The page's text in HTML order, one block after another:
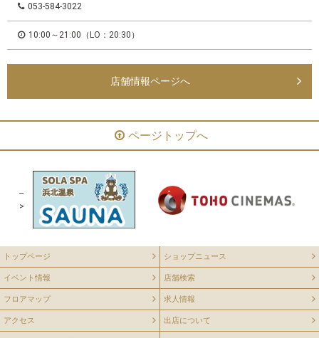
053-584-3022
10:00～21:00（LO：20:30）
店舗情報ページへ
ページトップへ
--
>
トップページ ショップニュース
イベント情報 店舗検索
フロアマップ 求人情報
アクセス 出店について